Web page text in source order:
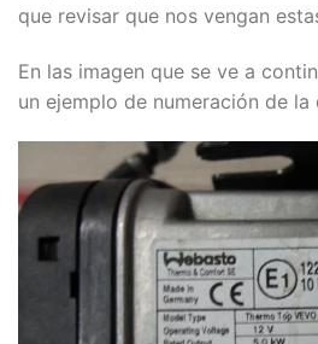
que revisar que nos vengan
En las imagen que se ve a
un ejemplo de numeración de la